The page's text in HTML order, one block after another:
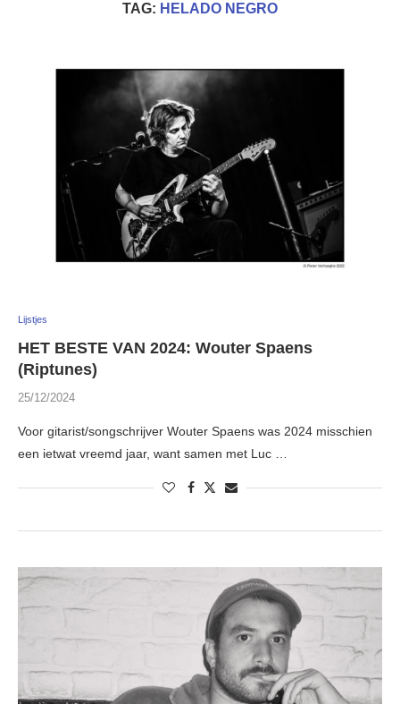
TAG: HELADO NEGRO
Lijstjes
HET BESTE VAN 2024: Wouter Spaens
(Riptunes)
25/12/2024
Voor gitarist/songschrijver Wouter Spaens was 2024 misschien
een ietwat vreemd jaar, want samen met Luc …